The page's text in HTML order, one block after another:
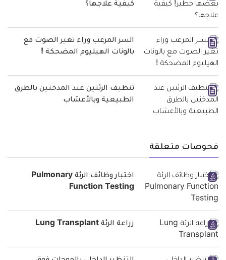
كيفية علاجها؟
السر المرعب وراء تغير الصوت مع
بالونات الهيليوم المضحكة !
تنظيف الرئتين عند المدخنين بالطرق
الطبيعية وبالأعشاب
فحوصات متعلقة
اختبار وظائف الرئة Pulmonary
Function Testing
زراعة الرئة Lung Transplant